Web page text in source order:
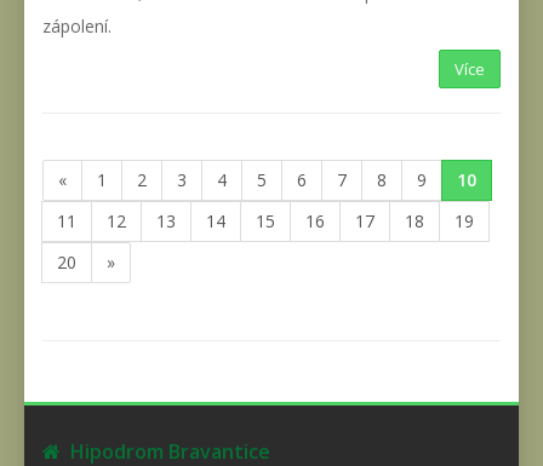
zápolení.
Více
« 1 2 3 4 5 6 7 8 9
10
11
12 13 14 15 16 17 18
19
20
»
Hipodrom Bravantice